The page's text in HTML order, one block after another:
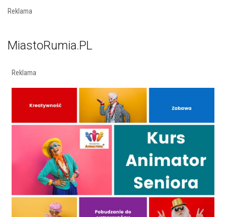
Reklama
MiastoRumia.PL
Reklama